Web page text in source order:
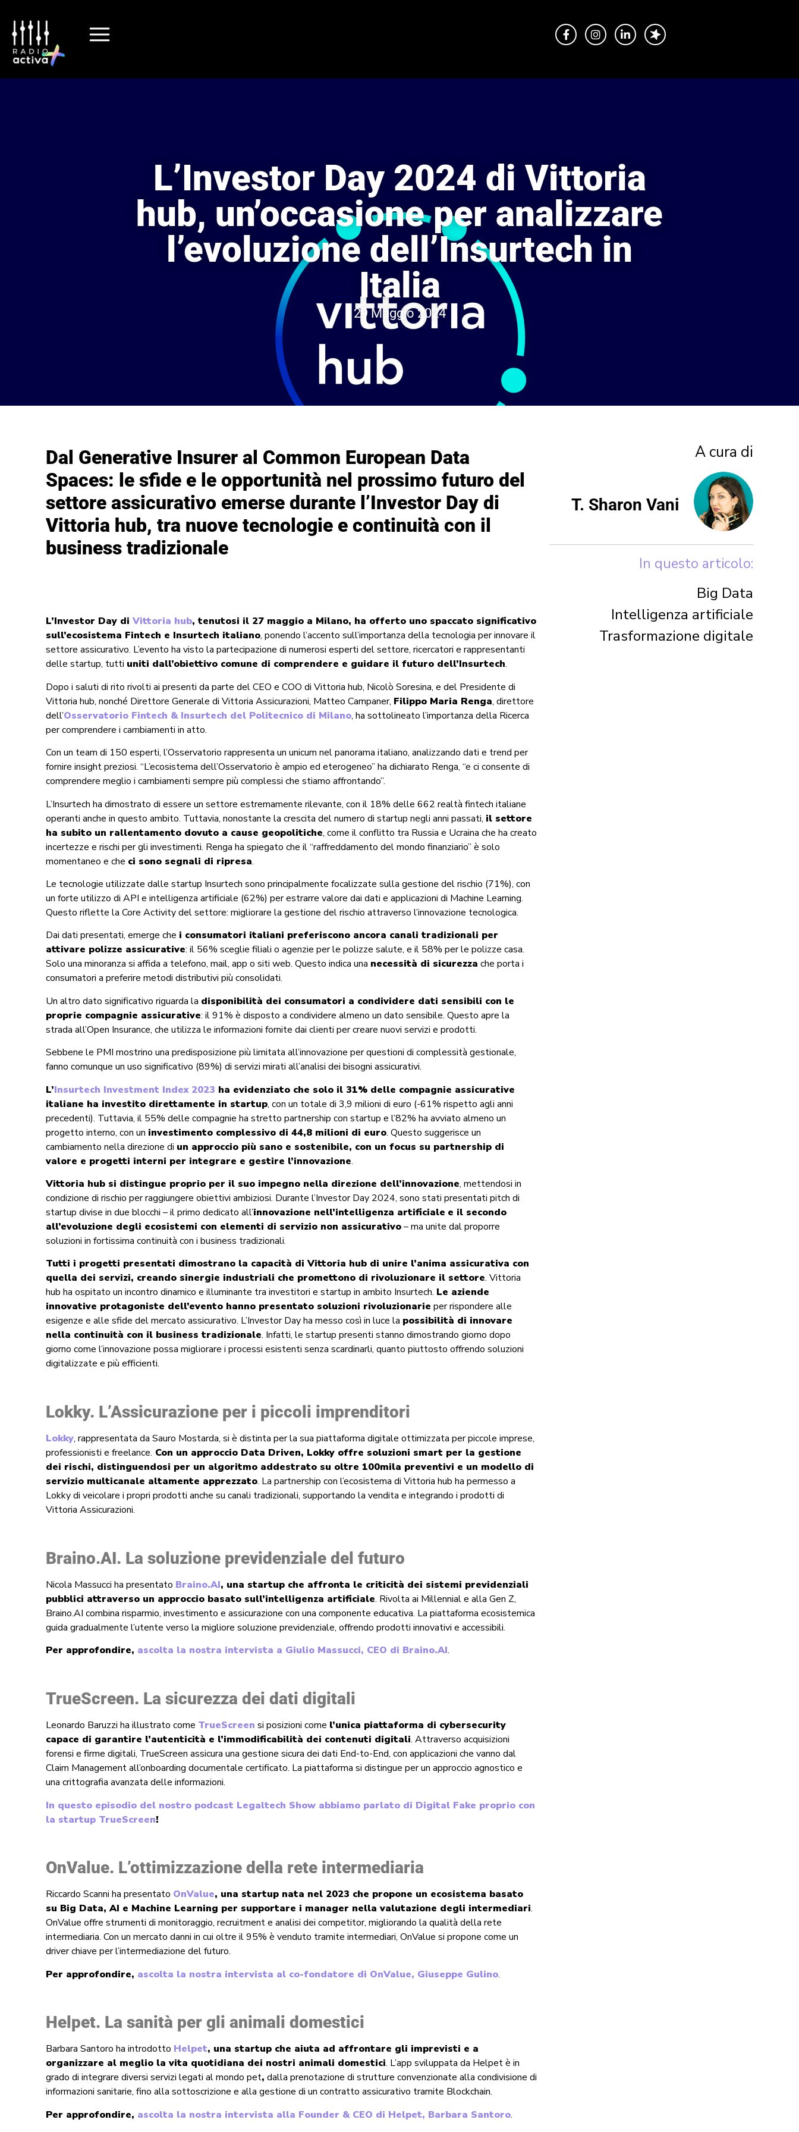
L’Investor Day 2024 di Vittoria
hub, un’occasione per analizzare
l’evoluzione dell’Insurtech in
Italia
29 Maggio 2024
Dal Generative Insurer al Common European Data
Spaces: le sfide e le opportunità nel prossimo futuro del
settore assicurativo emerse durante l’Investor Day di
Vittoria hub, tra nuove tecnologie e continuità con il
business tradizionale
L’Investor Day diVittoria hub, tenutosi il 27 maggio a Milano, ha offerto uno spaccato significativo
sull’ecosistema Fintech e Insurtech italiano, ponendo l’accento sull’importanza della tecnologia per innovare il
settore assicurativo. L’evento ha visto la partecipazione di numerosi esperti del settore, ricercatori e rappresentanti
delle startup, tutti uniti dall’obiettivo comune di comprendere e guidare il futuro dell’Insurtech.
Dopo i saluti di rito rivolti ai presenti da parte del CEO e COO di Vittoria hub, Nicolò Soresina, e del Presidente di
Vittoria hub, nonché Direttore Generale di Vittoria Assicurazioni, Matteo Campaner, Filippo Maria Renga, direttore
dell’Osservatorio Fintech & Insurtech del Politecnico di Milano, ha sottolineato l’importanza della Ricerca
per comprendere i cambiamenti in atto.
Con un team di 150 esperti, l’Osservatorio rappresenta un unicum nel panorama italiano, analizzando dati e trend per
fornire insight preziosi. “L’ecosistema dell’Osservatorio è ampio ed eterogeneo” ha dichiarato Renga, “e ci consente di
comprendere meglio i cambiamenti sempre più complessi che stiamo affrontando”.
L’Insurtech ha dimostrato di essere un settore estremamente rilevante, con il 18% delle 662 realtà fintech italiane
operanti anche in questo ambito. Tuttavia, nonostante la crescita del numero di startup negli anni passati, il settore
ha subito un rallentamento dovuto a cause geopolitiche, come il conflitto tra Russia e Ucraina che ha creato
incertezze e rischi per gli investimenti. Renga ha spiegato che il “raffreddamento del mondo finanziario” è solo
momentaneo e che ci sono segnali di ripresa.
Le tecnologie utilizzate dalle startup Insurtech sono principalmente focalizzate sulla gestione del rischio (71%), con
un forte utilizzo di API e intelligenza artificiale (62%) per estrarre valore dai dati e applicazioni di Machine Learning.
Questo riflette la Core Activity del settore: migliorare la gestione del rischio attraverso l’innovazione tecnologica.
Dai dati presentati, emerge che i consumatori italiani preferiscono ancora canali tradizionali per
attivare polizze assicurative: il 56% sceglie filiali o agenzie per le polizze salute, e il 58% per le polizze casa.
Solo una minoranza si affida a telefono, mail, app o siti web. Questo indica una necessità di sicurezza che porta i
consumatori a preferire metodi distributivi più consolidati.
Un altro dato significativo riguarda la disponibilità dei consumatori a condividere dati sensibili con le
proprie compagnie assicurative: il 91% è disposto a condividere almeno un dato sensibile. Questo apre la
strada all’Open Insurance, che utilizza le informazioni fornite dai clienti per creare nuovi servizi e prodotti.
Sebbene le PMI mostrino una predisposizione più limitata all’innovazione per questioni di complessità gestionale,
fanno comunque un uso significativo (89%) di servizi mirati all’analisi dei bisogni assicurativi.
L’Insurtech Investment Index 2023 ha evidenziato che solo il 31% delle compagnie assicurative
italiane ha investito direttamente in startup, con un totale di 3,9 milioni di euro (-61% rispetto agli anni
precedenti). Tuttavia, il 55% delle compagnie ha stretto partnership con startup e l’82% ha avviato almeno un
progetto interno, con un investimento complessivo di 44,8 milioni di euro. Questo suggerisce un
cambiamento nella direzione di un approccio più sano e sostenibile, con un focus su partnership di
valore e progetti interni per integrare e gestire l’innovazione.
Vittoria hub si distingue proprio per il suo impegno nella direzione dell’innovazione, mettendosi in
condizione di rischio per raggiungere obiettivi ambiziosi. Durante l’Investor Day 2024, sono stati presentati pitch di
startup divise in due blocchi – il primo dedicato all’innovazione nell’intelligenza artificiale e il secondo
all’evoluzione degli ecosistemi con elementi di servizio non assicurativo– ma unite dal proporre
soluzioni in fortissima continuità con i business tradizionali.
Tutti i progetti presentati dimostrano la capacità di Vittoria hub di unire l’anima assicurativa con
quella dei servizi, creando sinergie industriali che promettono di rivoluzionare il settore. Vittoria
hub ha ospitato un incontro dinamico e illuminante tra investitori e startup in ambito Insurtech. Le aziende
innovative protagoniste dell’evento hanno presentato soluzioni rivoluzionarie per rispondere alle
esigenze e alle sfide del mercato assicurativo. L’Investor Day ha messo così in luce la possibilità di innovare
nella continuità con il business tradizionale. Infatti, le startup presenti stanno dimostrando giorno dopo
giorno come l’innovazione possa migliorare i processi esistenti senza scardinarli, quanto piuttosto offrendo soluzioni
digitalizzate e più efficienti.
Lokky. L’Assicurazione per i piccoli imprenditori
Lokky, rappresentata da Sauro Mostarda, si è distinta per la sua piattaforma digitale ottimizzata per piccole imprese,
professionisti e freelance. Con un approccio Data Driven, Lokky offre soluzioni smart per la gestione
dei rischi, distinguendosi per un algoritmo addestrato su oltre 100mila preventivi e un modello di
servizio multicanale altamente apprezzato. La partnership con l’ecosistema di Vittoria hub ha permesso a
Lokky di veicolare i propri prodotti anche su canali tradizionali, supportando la vendita e integrando i prodotti di
Vittoria Assicurazioni.
Braino.AI. La soluzione previdenziale del futuro
Nicola Massucci ha presentato Braino.AI, una startup che affronta le criticità dei sistemi previdenziali
pubblici attraverso un approccio basato sull’intelligenza artificiale. Rivolta ai Millennial e alla Gen Z,
Braino.AI combina risparmio, investimento e assicurazione con una componente educativa. La piattaforma ecosistemica
guida gradualmente l’utente verso la migliore soluzione previdenziale, offrendo prodotti innovativi e accessibili.
Per approfondire, ascolta la nostra intervista a Giulio Massucci, CEO di Braino.AI.
TrueScreen. La sicurezza dei dati digitali
Leonardo Baruzzi ha illustrato come TrueScreen si posizioni come l’unica piattaforma di cybersecurity
capace di garantire l’autenticità e l’immodificabilità dei contenuti digitali. Attraverso acquisizioni
forensi e firme digitali, TrueScreen assicura una gestione sicura dei dati End-to-End, con applicazioni che vanno dal
Claim Management all’onboarding documentale certificato. La piattaforma si distingue per un approccio agnostico e
una crittografia avanzata delle informazioni.
In questo episodio del nostro podcast Legaltech Show abbiamo parlato di Digital Fake proprio con
la startup TrueScreen!
OnValue. L’ottimizzazione della rete intermediaria
Riccardo Scanni ha presentato OnValue, una startup nata nel 2023 che propone un ecosistema basato
su Big Data, AI e Machine Learning per supportare i manager nella valutazione degli intermediari.
OnValue offre strumenti di monitoraggio, recruitment e analisi dei competitor, migliorando la qualità della rete
intermediaria. Con un mercato danni in cui oltre il 95% è venduto tramite intermediari, OnValue si propone come un
driver chiave per l’intermediazione del futuro.
Per approfondire, ascolta la nostra intervista al co-fondatore di OnValue, Giuseppe Gulino.
Helpet. La sanità per gli animali domestici
Barbara Santoro ha introdotto Helpet, una startup che aiuta ad affrontare gli imprevisti e a
organizzare al meglio la vita quotidiana dei nostri animali domestici. L’app sviluppata da Helpet è in
grado di integrare diversi servizi legati al mondo pet, dalla prenotazione di strutture convenzionate alla condivisione di
informazioni sanitarie, fino alla sottoscrizione e alla gestione di un contratto assicurativo tramite Blockchain.
Per approfondire, ascolta la nostra intervista alla Founder & CEO di Helpet, Barbara Santoro.
A cura di
T. Sharon Vani
In questo articolo:
Big Data
Intelligenza artificiale
Trasformazione digitale